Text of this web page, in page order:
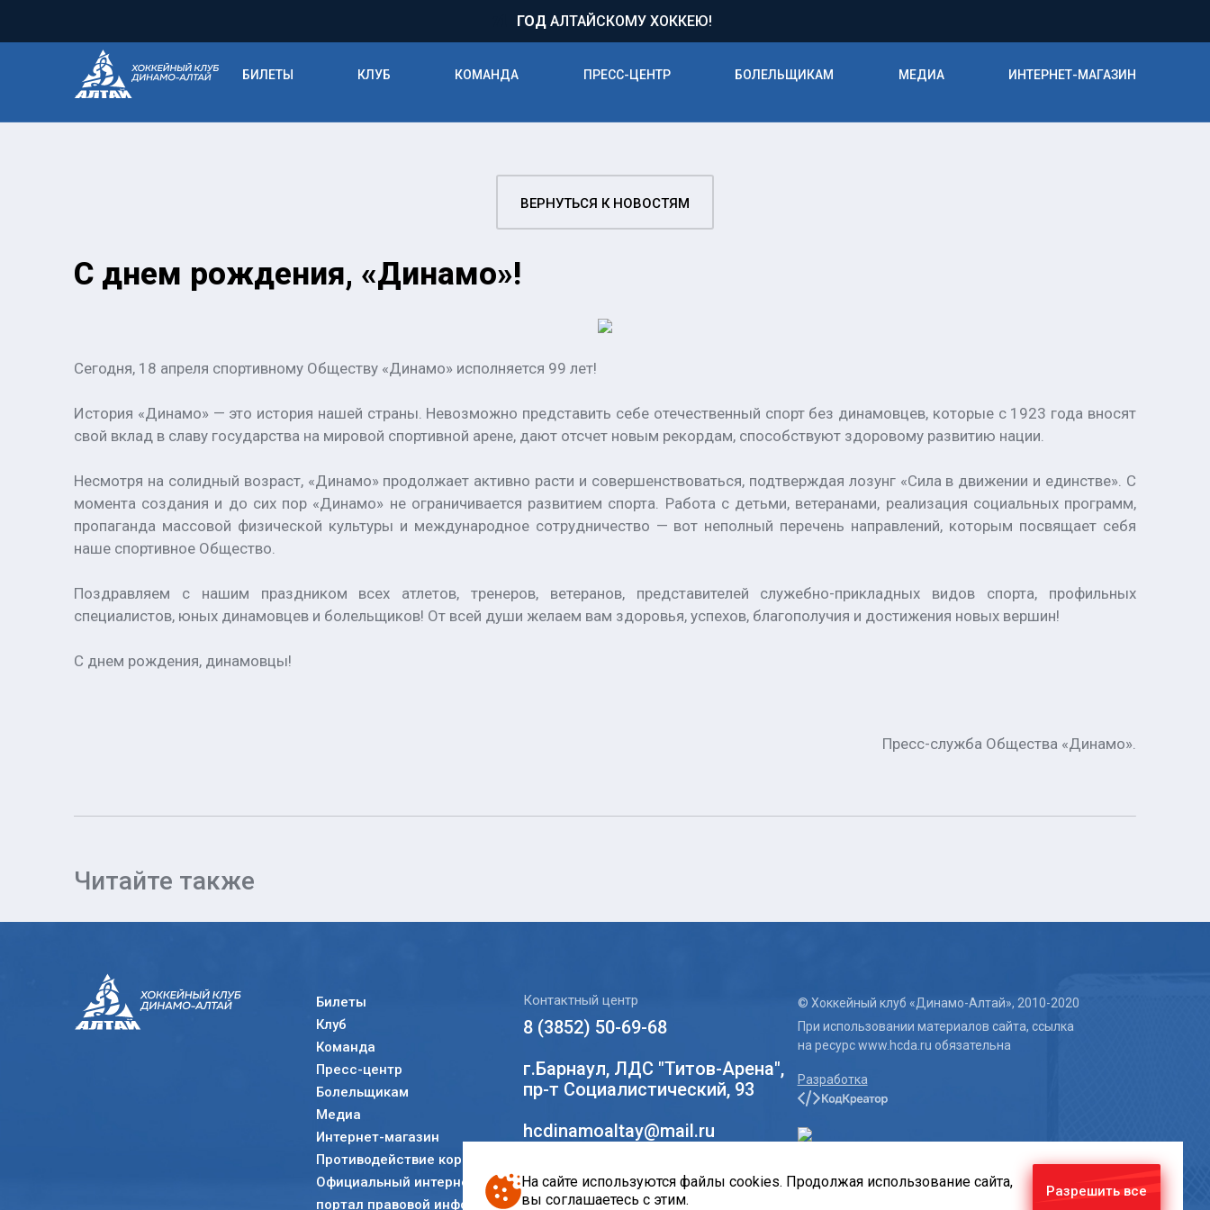
ГОДАЛТАЙСКОМУ ХОККЕЮ!
БИЛЕТЫ КЛУБ КОМАНДА ПРЕСС-ЦЕНТР БОЛЕЛЬЩИКАМ МЕДИА ИНТЕРНЕТ-МАГАЗИН
ВЕРНУТЬСЯ К НОВОСТЯМ
С днем рождения, «Динамо»!
Сегодня, 18 апреля спортивному Обществу «Динамо» исполняется 99 лет!
История «Динамо» — это история нашей страны. Невозможно представить себе отечественный спорт без динамовцев, которые с 1923 года вносят
свой вклад в славу государства на мировой спортивной арене, дают отсчет новым рекордам, способствуют здоровому развитию нации.
Несмотря на солидный возраст, «Динамо» продолжает активно расти и совершенствоваться, подтверждая лозунг «Сила в движении и единстве». С
момента создания и до сих пор «Динамо» не ограничивается развитием спорта. Работа с детьми, ветеранами, реализация социальных программ,
пропаганда массовой физической культуры и международное сотрудничество — вот неполный перечень направлений, которым посвящает себя
наше спортивное Общество.
Поздравляем с нашим праздником всех атлетов, тренеров, ветеранов, представителей служебно-прикладных видов спорта, профильных
специалистов, юных динамовцев и болельщиков! От всей души желаем вам здоровья, успехов, благополучия и достижения новых вершин!
С днем рождения, динамовцы!
Пресс-служба Общества «Динамо».
Читайте также
Билеты
Клуб
Команда
Пресс-центр
Болельщикам
Медиа
Интернет-магазин
Противодействие коррупции
Официальный интернет-
портал правовой информации
Контактный центр
8 (3852) 50-69-68
г.Барнаул, ЛДС "Титов-Арена",
пр-т Социалистический, 93
hcdinamoaltay@mail.ru
Социальные сети
© Хоккейный клуб «Динамо-Алтай», 2010-2020
При использовании материалов сайта, ссылка
на ресурс www.hcda.ru обязательна
Разработка
На сайте используются файлы cookies. Продолжая использование сайта,
вы соглашаетесь с этим.
Разрешить все